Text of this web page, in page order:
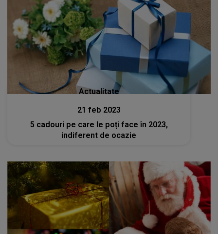
Actualitate
21 feb 2023
5 cadouri pe care le poți face în 2023,
indiferent de ocazie